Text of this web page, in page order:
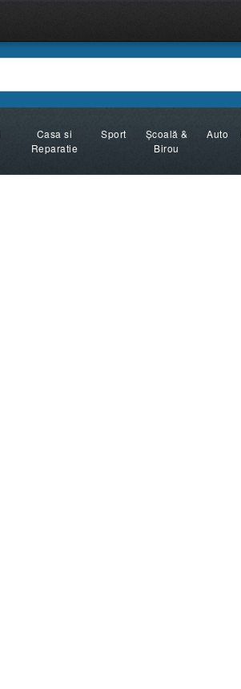
Casa si
Reparatie
Sport
Şcoală &
Birou
Auto